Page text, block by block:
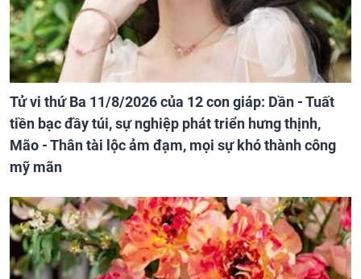
Tử vi thứ Ba 11/8/2026 của 12 con giáp: Dần - Tuất
tiền bạc đầy túi, sự nghiệp phát triển hưng thịnh,
Mão - Thân tài lộc ảm đạm, mọi sự khó thành công
mỹ mãn